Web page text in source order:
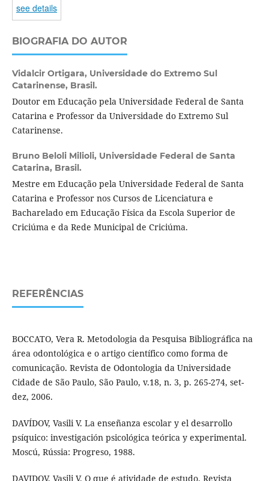
see details
BIOGRAFIA DO AUTOR
Vidalcir Ortigara, Universidade do Extremo Sul
Catarinense, Brasil.
Doutor em Educação pela Universidade Federal de Santa
Catarina e Professor da Universidade do Extremo Sul
Catarinense.
Bruno Beloli Milioli, Universidade Federal de Santa
Catarina, Brasil.
Mestre em Educação pela Universidade Federal de Santa
Catarina e Professor nos Cursos de Licenciatura e
Bacharelado em Educação Física da Escola Superior de
Criciúma e da Rede Municipal de Criciúma.
REFERÊNCIAS
BOCCATO, Vera R. Metodologia da Pesquisa Bibliográfica na
área odontológica e o artigo científico como forma de
comunicação. Revista de Odontologia da Universidade
Cidade de São Paulo, São Paulo, v.18, n. 3, p. 265-274, set-
dez, 2006.
DAVÍDOV, Vasili V. La enseñanza escolar y el desarrollo
psíquico: investigación psicológica teórica y experimental.
Moscú, Rússia: Progreso, 1988.
DAVIDOV, Vasili V. O que é atividade de estudo. Revista